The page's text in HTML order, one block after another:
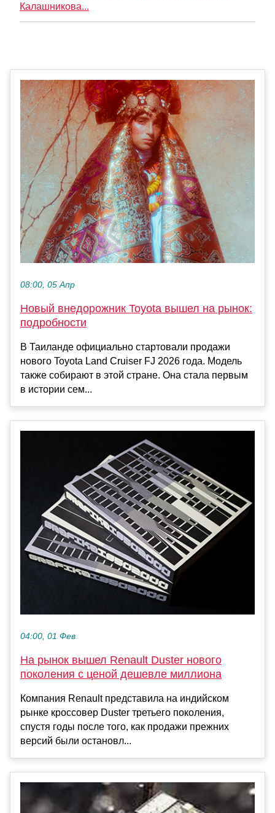
Калашникова...
08:00, 05 Апр
Новый внедорожник Toyota вышел на рынок:
подробности
В Таиланде официально стартовали продажи
нового Toyota Land Cruiser FJ 2026 года. Модель
также собирают в этой стране. Она стала первым
в истории сем...
04:00, 01 Фев
На рынок вышел Renault Duster нового
поколения с ценой дешевле миллиона
Компания Renault представила на индийском
рынке кроссовер Duster третьего поколения,
спустя годы после того, как продажи прежних
версий были остановл...